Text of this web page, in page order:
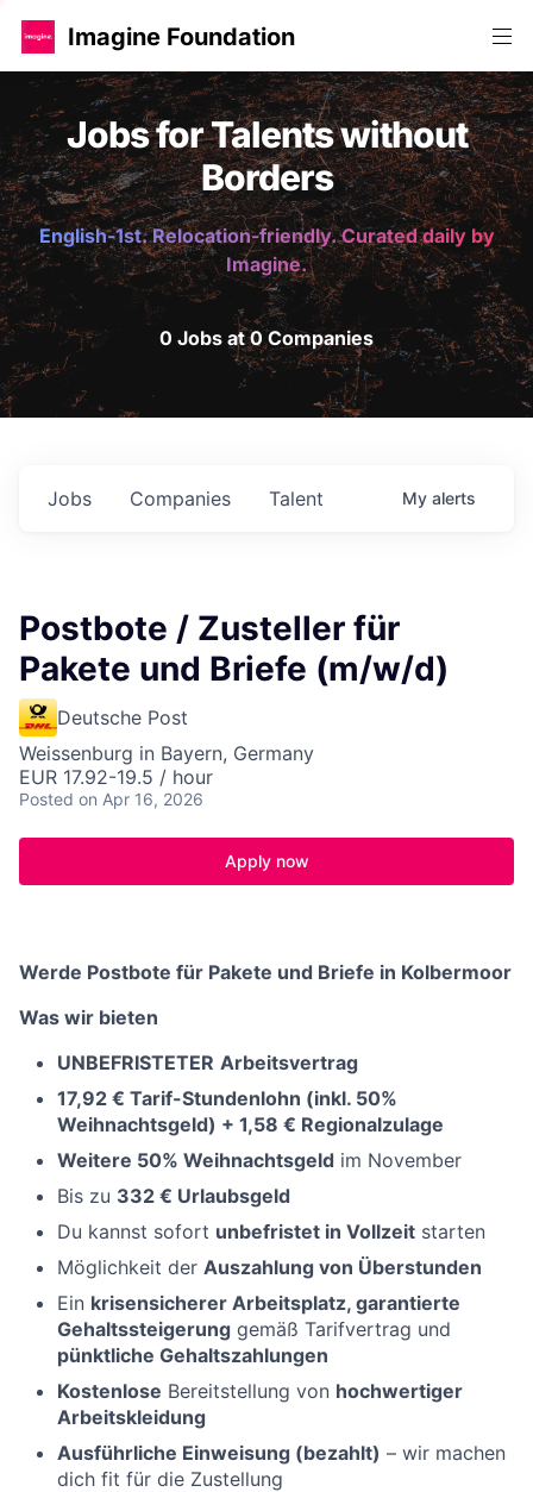
Imagine Foundation
Jobs for Talents without
Borders
English-1st. Relocation-friendly. Curated daily by
Imagine.
0 Jobs at 0 Companies
Jobs Companies Talent My alerts
Postbote / Zusteller für
Pakete und Briefe (m/w/d)
Deutsche Post
Weissenburg in Bayern, Germany
EUR 17.92-19.5 / hour
Posted on Apr 16, 2026
Apply now
Werde Postbote für Pakete und Briefe in Kolbermoor
Was wir bieten
UNBEFRISTETER Arbeitsvertrag
17,92 € Tarif-Stundenlohn (inkl. 50%
Weihnachtsgeld) + 1,58 € Regionalzulage
Weitere 50% Weihnachtsgeld im November
Bis zu 332 € Urlaubsgeld
Du kannst sofort unbefristet in Vollzeit starten
Möglichkeit der Auszahlung von Überstunden
Ein krisensicherer Arbeitsplatz, garantierte
Gehaltssteigerung gemäß Tarifvertrag und
pünktliche Gehaltszahlungen
Kostenlose Bereitstellung von hochwertiger
Arbeitskleidung
Ausführliche Einweisung (bezahlt) – wir machen
dich fit für die Zustellung